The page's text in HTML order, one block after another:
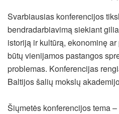
Svarbiausias konferencijos
bendradarbiavimą siekiant
istoriją ir kultūrą, ekonominę
būtų vienijamos pastangos
problemas. Konferencijas
Baltijos šalių mokslų
Šiųmetės konferencijos tema –